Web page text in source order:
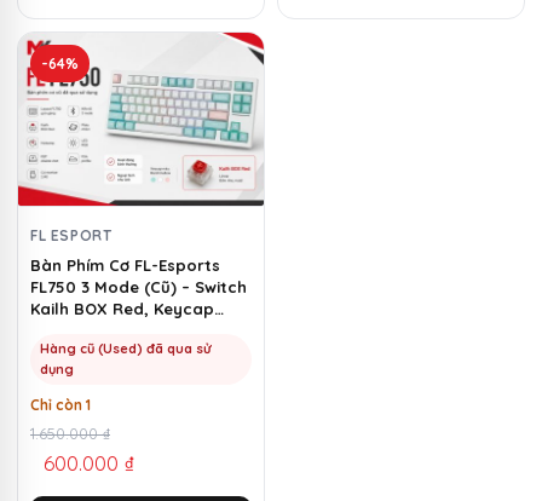
580.000 ₫.
1.150.000 ₫.
-64%
FL ESPORT
Bàn Phím Cơ FL-Esports
FL750 3 Mode (Cũ) – Switch
Kailh BOX Red, Keycap
Hàng cũ (Used) đã qua sử
dụng
Chỉ còn 1
1.650.000₫
Giá
gốc
600.000 ₫
Giá
hiện